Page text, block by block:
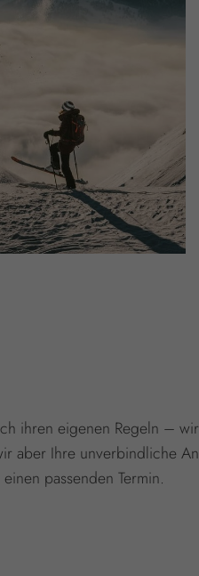
ihren eigenen Regeln –
aber Ihre unverbindliche
passenden Termin.